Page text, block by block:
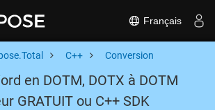
Français
C++ Conversion
en DOTM, DOTX à DOTM
GRATUIT ou C++ SDK